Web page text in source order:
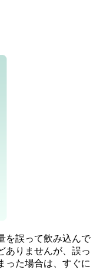
を誤って飲み込んで
ありませんが、誤っ
った場合は、すぐに